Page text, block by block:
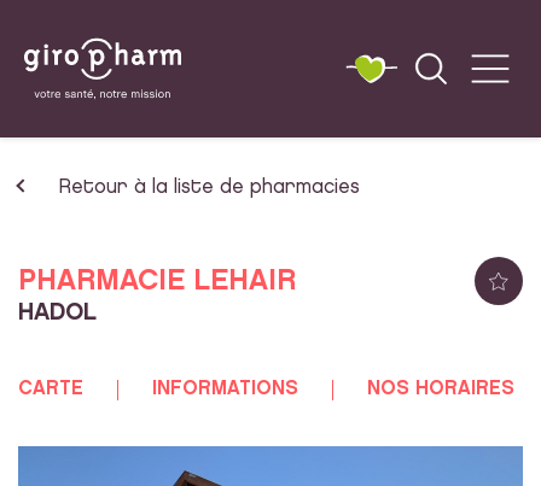
Retour à la liste de pharmacies
PHARMACIE LEHAIR
HADOL
CARTE INFORMATIONS NOS HORAIRES